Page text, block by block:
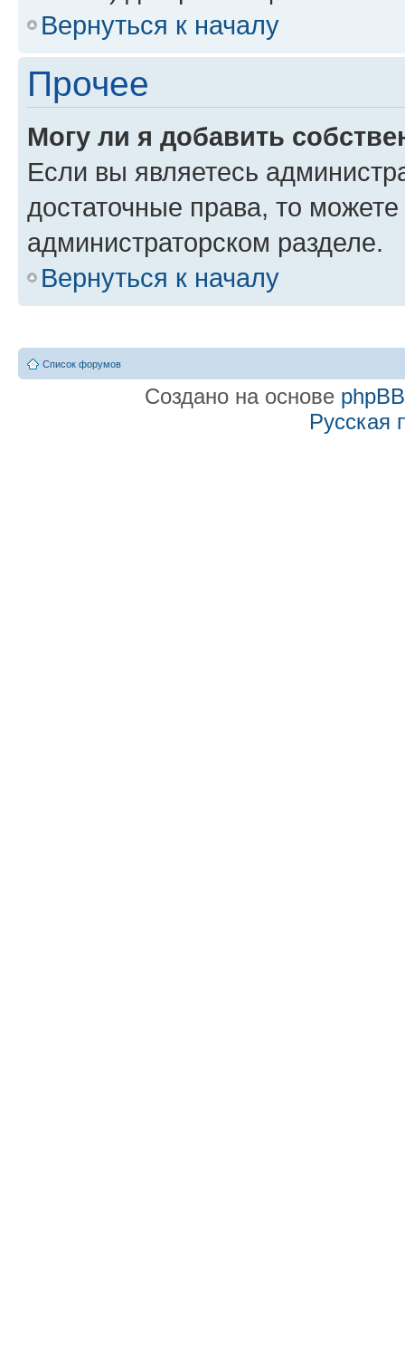
Вернуться к началу
Прочее
Могу ли я добавить
Если вы являетесь
достаточные права, то
администраторском разделе.
Вернуться к началу
Список форумов
Создано на основе phpBB
Русская